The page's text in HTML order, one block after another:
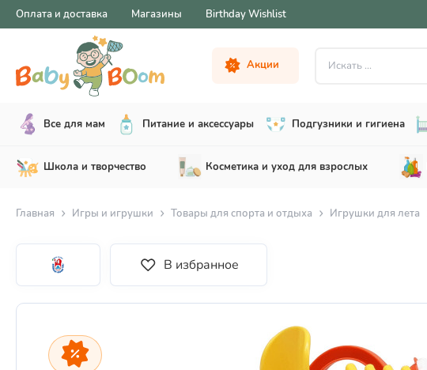
Оплата и доставка Магазины Birthday Wishlist
Акции
Все для мам Питание и аксессуары Подгузники и гигиена
Школа и творчество Косметика и уход для взрослых
Главная Игры и игрушки Товары для спорта и отдыха Игрушки для лета
В избранное